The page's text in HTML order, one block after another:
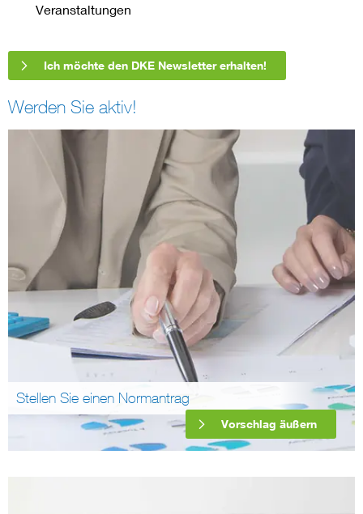
Veranstaltungen
Ich möchte den DKE Newsletter erhalten!
Werden Sie aktiv!
Stellen Sie einen Normantrag
Vorschlag äußern